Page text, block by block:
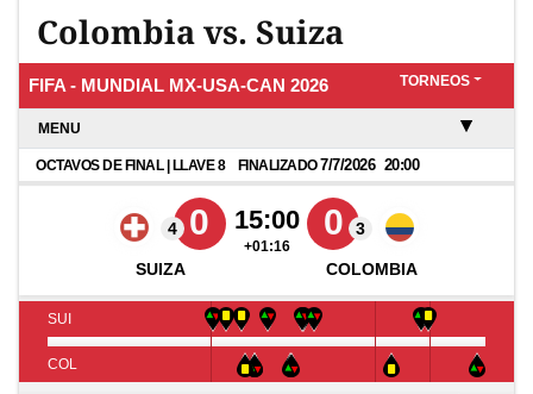
Colombia vs. Suiza